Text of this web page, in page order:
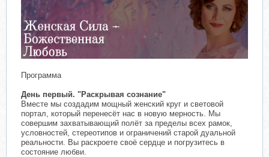
Программа
День первый. "Раскрывая сознание"
Вместе мы создадим мощный женский круг и световой
портал, который перенесёт нас в новую мерность. Мы
совершим захватывающий полёт за пределы всех рамок,
условностей, стереотипов и ограничений старой дуальной
реальности. Вы раскроете своё сердце и погрузитесь в
состояние любви.